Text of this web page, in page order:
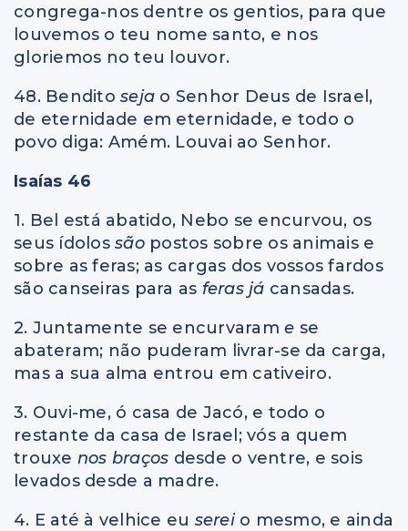
congrega-nos dentre os gentios, para que
louvemos o teu nome santo, e nos
gloriemos no teu louvor.
48. Bendito seja o Senhor Deus de Israel,
de eternidade em eternidade, e todo o
povo diga: Amém. Louvai ao Senhor.
Isaías 46
1. Bel está abatido, Nebo se encurvou, os
seus ídolos são postos sobre os animais e
sobre as feras; as cargas dos vossos fardos
são canseiras para as feras já cansadas.
2. Juntamente se encurvaram e se
abateram; não puderam livrar-se da carga,
mas a sua alma entrou em cativeiro.
3. Ouvi-me, ó casa de Jacó, e todo o
restante da casa de Israel; vós a quem
trouxe nos braços desde o ventre, e sois
levados desde a madre.
4. E até à velhice eu serei o mesmo, e ainda